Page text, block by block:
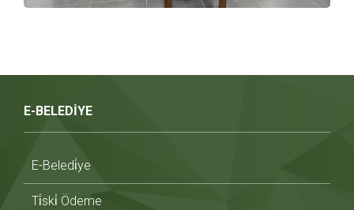
E-BELEDİYE
E-Beledi̇ye
Ti̇ski̇ Ödeme